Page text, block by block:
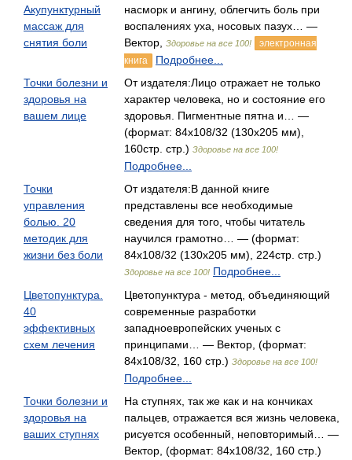
Акупунктурный
массаж для
снятия боли
насморк и ангину, облегчить боль при
воспалениях уха, носовых пазух… —
Вектор,
Здоровье на все 100!
электронная
книга
Подробнее...
Точки болезни и
здоровья на
вашем лице
От издателя:Лицо отражает не только
характер человека, но и состояние его
здоровья. Пигментные пятна и… —
(формат: 84x108/32 (130х205 мм),
160стр. стр.) Здоровье на все 100!
Подробнее...
Точки
управления
болью. 20
методик для
жизни без боли
От издателя:В данной книге
представлены все необходимые
сведения для того, чтобы читатель
научился грамотно… — (формат:
84x108/32 (130х205 мм), 224стр. стр.)
Здоровье на все 100! Подробнее...
Цветопунктура.
40
эффективных
схем лечения
Цветопунктура - метод, объединяющий
современные разработки
западноевропейских ученых с
принципами… — Вектор, (формат:
84x108/32, 160 стр.) Здоровье на все 100!
Подробнее...
Точки болезни и
здоровья на
ваших ступнях
На ступнях, так же как и на кончиках
пальцев, отражается вся жизнь человека,
рисуется особенный, неповторимый… —
Вектор, (формат: 84x108/32, 160 стр.)